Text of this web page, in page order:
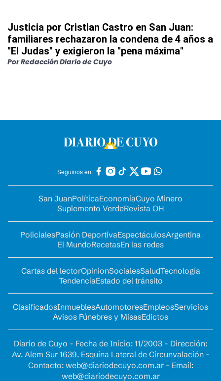
Justicia por Cristian Castro en San Juan:
familiares rechazaron la condena de 4 años a
"El Judas" y exigieron la "pena máxima"
PorRedacción Diario de Cuyo
Seguinos en:
San JuanPolíticaEconomíaCuyo Minero
Suplemento VerdeRevista OH
PolicialesPasión DeportivaEspectáculosArgentina
El MundoRecetasEn las redes
Cartas del lectorOpinionSocialesSaludTecnología
TendenciaEstado del tránsito
ClasificadosInmueblesAutomotoresEmpleosServicios
Avisos Fúnebres y MisasEdictos
Diario de Cuyo - Fecha de Inicio: 11/2003 - Dirección:
Av. Alem Sur 1639. Esquina Lateral de Circunvalación -
Contacto: web@diariodecuyo.com.ar- Email:
web@diariodecuyo.com.ar